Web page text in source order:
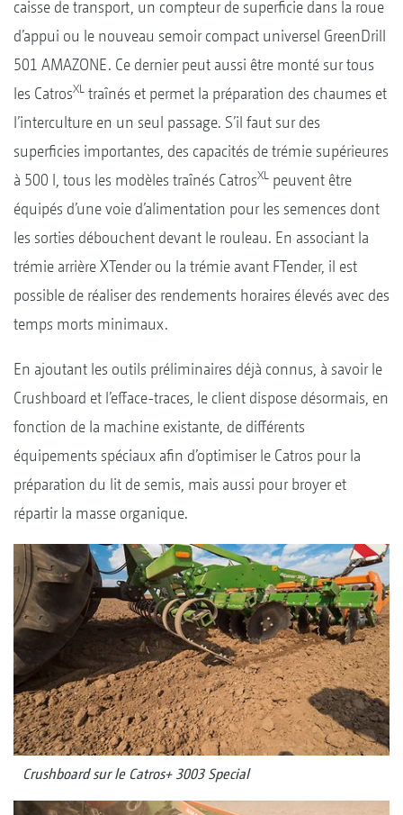
caisse de transport, un compteur de superficie dans la roue
d’appui ou le nouveau semoir compact universel GreenDrill
501 AMAZONE. Ce dernier peut aussi être monté sur tous
les CatrosXL traînés et permet la préparation des chaumes et
l’interculture en un seul passage. S’il faut sur des
superficies importantes, des capacités de trémie supérieures
à 500 l, tous les modèles traînés CatrosXL peuvent être
équipés d’une voie d’alimentation pour les semences dont
les sorties débouchent devant le rouleau. En associant la
trémie arrière XTender ou la trémie avant FTender, il est
possible de réaliser des rendements horaires élevés avec des
temps morts minimaux.
En ajoutant les outils préliminaires déjà connus, à savoir le
Crushboard et l’efface-traces, le client dispose désormais, en
fonction de la machine existante, de différents
équipements spéciaux afin d’optimiser le Catros pour la
préparation du lit de semis, mais aussi pour broyer et
répartir la masse organique.
Crushboard sur le Catros+ 3003 Special